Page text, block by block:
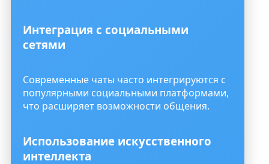
Интеграция с социальными
сетями
Современные чаты часто интегрируются с
популярными социальными платформами,
что расширяет возможности общения.
Использование искусственного
интеллекта